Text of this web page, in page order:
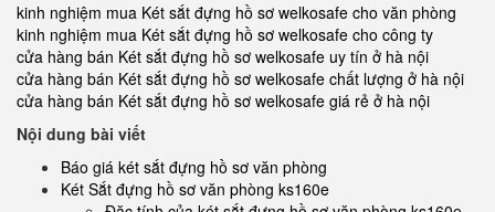
kinh nghiệm mua Két sắt đựng hồ sơ welkosafe cho văn phòng
kinh nghiệm mua Két sắt đựng hồ sơ welkosafe cho công ty
cửa hàng bán Két sắt đựng hồ sơ welkosafe uy tín ở hà nội
cửa hàng bán Két sắt đựng hồ sơ welkosafe chất lượng ở hà nội
cửa hàng bán Két sắt đựng hồ sơ welkosafe giá rẻ ở hà nội
Nội dung bài viết
Báo giá két sắt đựng hồ sơ văn phòng
Két Sắt đựng hồ sơ văn phòng ks160e